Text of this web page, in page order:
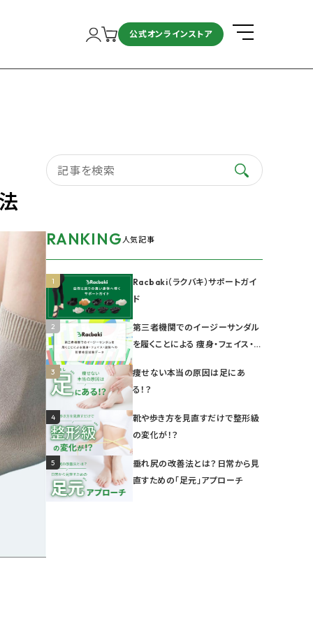
公式オンラインストア
RANKING 人気記事
1
Racbaki（ラクバキ）サポートガイ
ド
2
第三者機関でのイージーサンダル
を履くことによる 痩身・フェイス・姿
3
痩せない本当の原因は足にあ
る！？
4
靴や歩き方を見直すだけで整形級
の変化が！？
5
垂れ尻の改善法とは？日常から見
直すための「足元」アプローチ